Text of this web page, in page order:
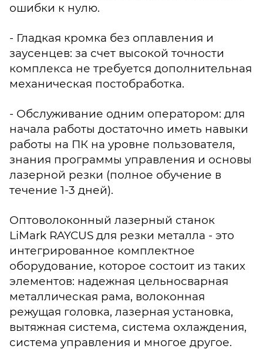
ошибки к нулю.
- Гладкая кромка без оплавления и
заусенцев: за счет высокой точности
комплекса не требуется дополнительная
механическая постобработка.
- Обслуживание одним оператором: для
начала работы достаточно иметь навыки
работы на ПК на уровне пользователя,
знания программы управления и основы
лазерной резки (полное обучение в
течение 1-3 дней).
Оптоволоконный лазерный станок
LiMark RAYCUS для резки металла - это
интегрированное комплектное
оборудование, которое состоит из таких
элементов: надежная цельносварная
металлическая рама, волоконная
режущая головка, лазерная установка,
вытяжная система, система охлаждения,
система управления и многое другое.